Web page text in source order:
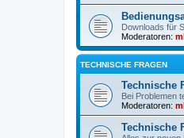
Downloads für
Moderatoren:
TECHNISCHE FRAGEN
Technische
Bei Problemen
Moderatoren:
Technische